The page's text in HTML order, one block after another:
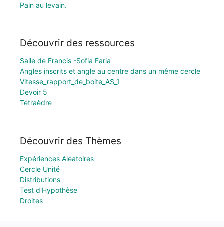
Pain au levain.
Découvrir des ressources
Salle de Francis -Sofia Faria
Angles inscrits et angle au centre dans un même cercle
Vitesse_rapport_de_boite_AS_1
Devoir 5
Tétraèdre
Découvrir des Thèmes
Expériences Aléatoires
Cercle Unité
Distributions
Test d'Hypothèse
Droites